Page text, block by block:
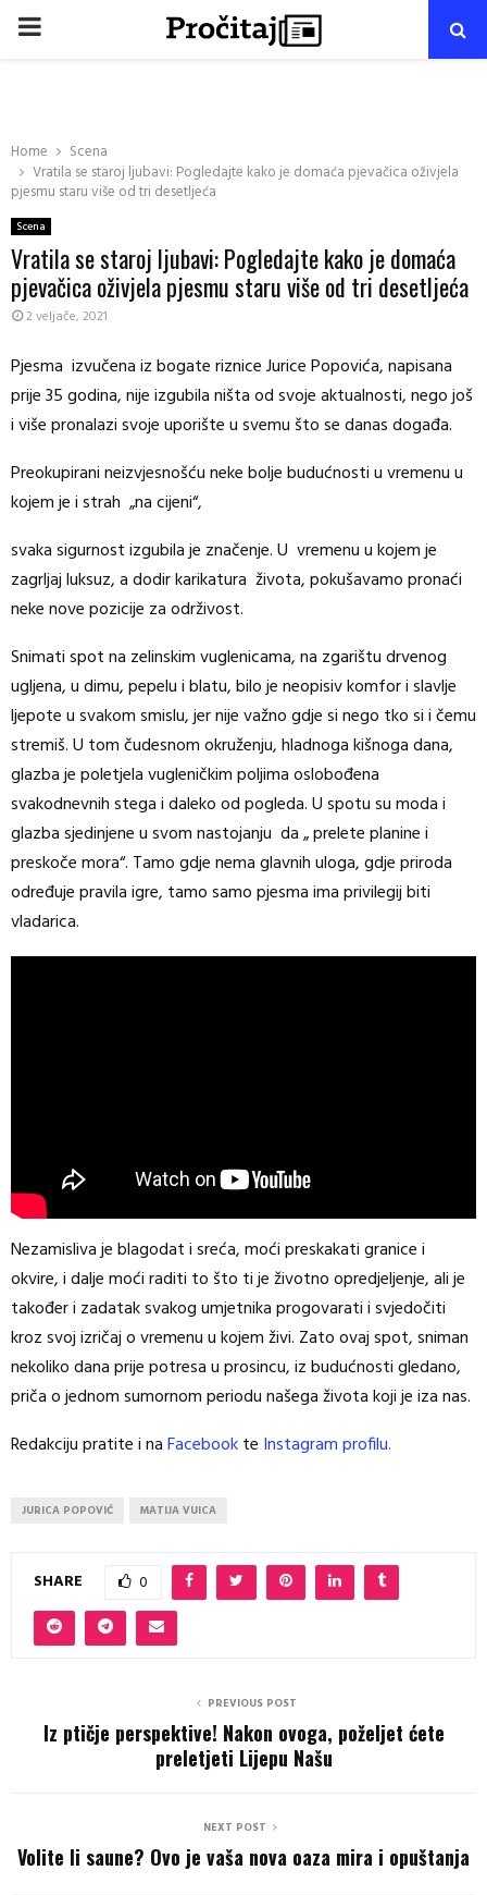
PRIMARY
Home
Scena
Vratila se staroj ljubavi: Pogledajte kako je domaća pjevačica oživjela
pjesmu staru više od tri desetljeća
Scena
Vratila se staroj ljubavi: Pogledajte kako je domaća
pjevačica oživjela pjesmu staru više od tri desetljeća
2 veljače, 2021
Pjesma izvučena iz bogate riznice Jurice Popovića, napisana
prije 35 godina, nije izgubila ništa od svoje aktualnosti, nego još
i više pronalazi svoje uporište u svemu što se danas događa.
Preokupirani neizvjesnošću neke bolje budućnosti u vremenu u
kojem je i strah „na cijeni“,
svaka sigurnost izgubila je značenje. U vremenu u kojem je
zagrljaj luksuz, a dodir karikatura života, pokušavamo pronaći
neke nove pozicije za održivost.
Snimati spot na zelinskim vuglenicama, na zgarištu drvenog
ugljena, u dimu, pepelu i blatu, bilo je neopisiv komfor i slavlje
ljepote u svakom smislu, jer nije važno gdje si nego tko si i čemu
stremiš. U tom čudesnom okruženju, hladnoga kišnoga dana,
glazba je poletjela vugleničkim poljima oslobođena
svakodnevnih stega i daleko od pogleda. U spotu su moda i
glazba sjedinjene u svom nastojanju da „ prelete planine i
preskoče mora“. Tamo gdje nema glavnih uloga, gdje priroda
određuje pravila igre, tamo samo pjesma ima privilegij biti
vladarica.
Nezamisliva je blagodat i sreća, moći preskakati granice i
okvire, i dalje moći raditi to što ti je životno opredjeljenje, ali je
također i zadatak svakog umjetnika progovarati i svjedočiti
kroz svoj izričaj o vremenu u kojem živi. Zato ovaj spot, sniman
nekoliko dana prije potresa u prosincu, iz budućnosti gledano,
priča o jednom sumornom periodu našega života koji je iza nas.
Redakciju pratite i naFacebookte Instagram profilu.
JURICA POPOVIĆ MATIJA VUICA
SHARE 0
PREVIOUS POST
Iz ptičje perspektive! Nakon ovoga, poželjet ćete
preletjeti Lijepu Našu
NEXT POST
Volite li saune? Ovo je vaša nova oaza mira i opuštanja